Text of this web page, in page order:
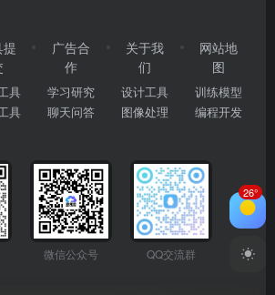
具
具
广告合
作
学习研究
聊天问答
关于我
们
设计工具
图像处理
网站地
图
训练模型
编程开发
微信公众号 QQ交流群
26°